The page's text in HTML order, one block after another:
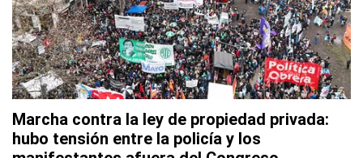
Marcha contra la ley de propiedad privada:
hubo tensión entre la policía y los